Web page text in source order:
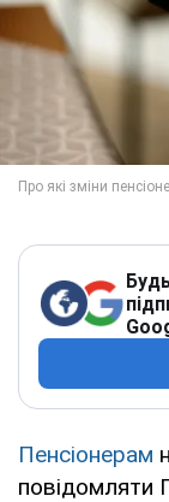
Пенсіонерам
повідомляти